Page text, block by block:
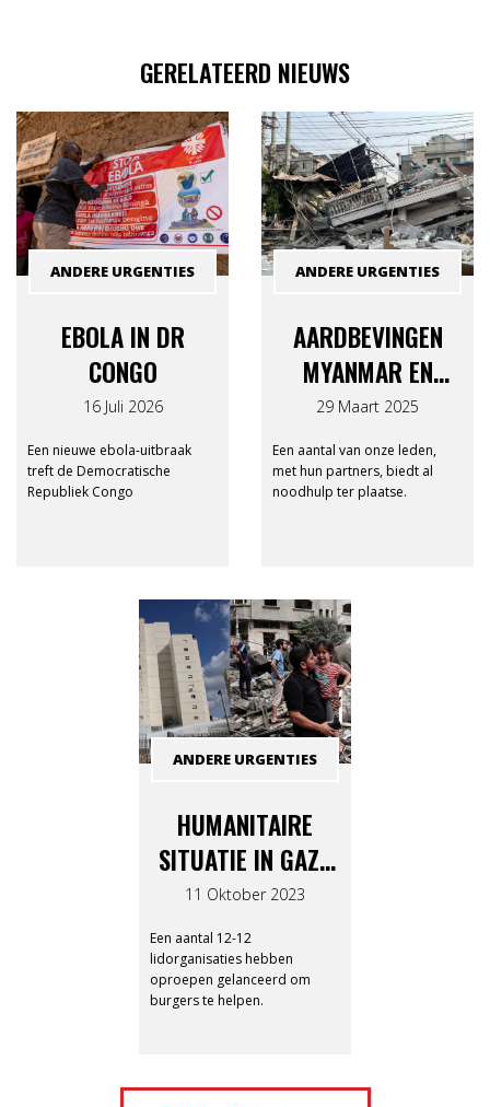
GERELATEERD NIEUWS
EBOLA IN DR
CONGO
16 Juli 2026
Een nieuwe ebola-uitbraak
treft de Democratische
Republiek Congo
ANDERE URGENTIES
AARDBEVINGEN
MYANMAR EN
THAILAND
29 Maart 2025
Een aantal van onze leden,
met hun partners, biedt al
noodhulp ter plaatse.
ANDERE URGENTIES
HUMANITAIRE
SITUATIE IN GAZA
EN ISRAËL
11 Oktober 2023
Een aantal 12-12
lidorganisaties hebben
oproepen gelanceerd om
burgers te helpen.
ANDERE URGENTIES